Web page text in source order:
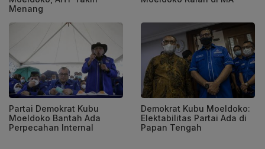
Menang
Partai Demokrat Kubu
Moeldoko Bantah Ada
Perpecahan Internal
Demokrat Kubu Moeldoko:
Elektabilitas Partai Ada di
Papan Tengah